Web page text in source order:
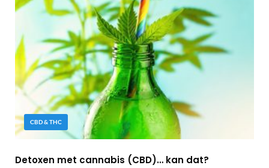
CBD & THC
Detoxen met cannabis (CBD)… kan dat?